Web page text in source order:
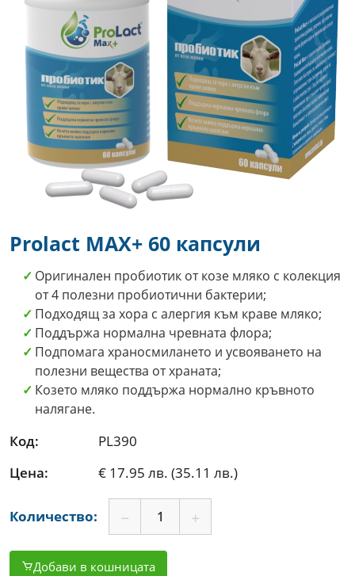
Prolact MAX+ 60 капсули
Оригинален пробиотик от козе мляко с колекция
от 4 полезни пробиотични бактерии;
Подходящ за хора с алергия към краве мляко;
Поддържа нормална чревната флора;
Подпомага храносмилането и усвояването на
полезни вещества от храната;
Козето мляко поддържа нормално кръвното
налягане.
Код:
PL390
Цена:
€ 17.95 лв. (35.11 лв.)
Количество:
Добави в кошницата